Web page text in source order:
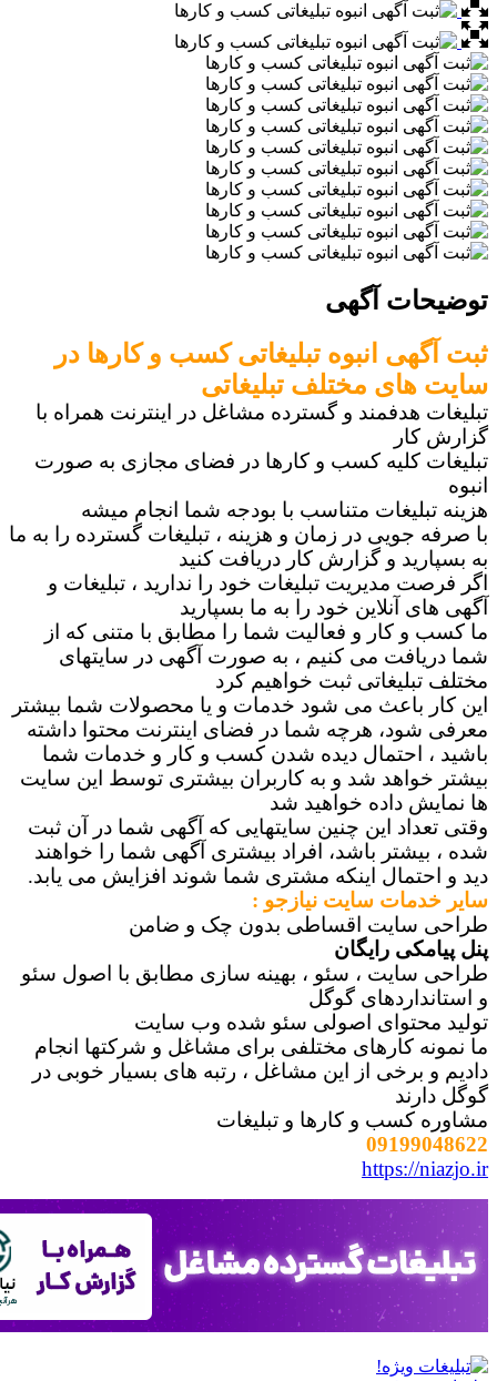
آگهی
انبوه تبلیغاتی کسب و کارها در
مختلف تبلیغاتی
هدفمند و گسترده مشاغل در اینترنت همراه با
کلیه کسب و کارها در فضای مجازی به صورت
متناسب با بودجه شما انجام میشه
جویی در زمان و هزینه ، تبلیغات گسترده را به ما
و گزارش کار دریافت کنید
مدیریت تبلیغات خود را ندارید ، تبلیغات و
آنلاین خود را به ما بسپارید
و کار و فعالیت شما را مطابق با متنی که از
می کنیم ، به صورت آگهی در سایتهای
ثبت خواهیم کرد
باعث می شود خدمات و یا محصولات شما بیشتر
هرچه شما در فضای اینترنت محتوا داشته
احتمال دیده شدن کسب و کار و خدمات شما
شد و به کاربران بیشتری توسط این سایت
داده خواهید شد
این چنین سایتهایی که آگهی شما در آن ثبت
باشد، افراد بیشتری آگهی شما را خواهند
اینکه مشتری شما شوند افزایش می یابد.
سایت نیازجو :
سایت اقساطی بدون چک و ضامن
رایگان
، سئو ، بهینه سازی مطابق با اصول سئو
گوگل
اصولی سئو شده وب سایت
کارهای مختلفی برای مشاغل و شرکتها انجام
برخی از این مشاغل ، رتبه های بسیار خوبی در
کسب و کارها و تبلیغات
https://